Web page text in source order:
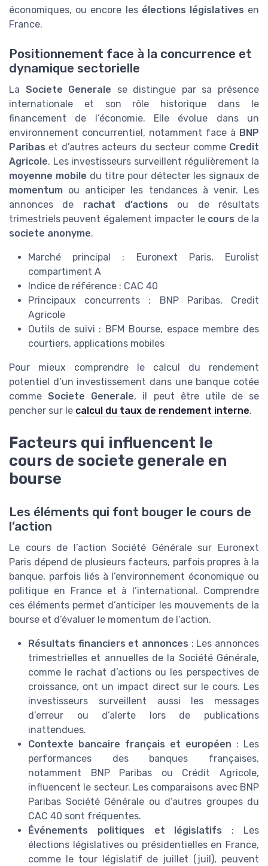
économiques, ou encore les élections législatives en
France.
Positionnement face à la concurrence et
dynamique sectorielle
La Societe Generale se distingue par sa présence
internationale et son rôle historique dans le
financement de l’économie. Elle évolue dans un
environnement concurrentiel, notamment face à BNP
Paribas et d’autres acteurs du secteur comme Credit
Agricole. Les investisseurs surveillent régulièrement la
moyenne mobile du titre pour détecter les signaux de
momentum ou anticiper les tendances à venir. Les
annonces de rachat d’actions ou de résultats
trimestriels peuvent également impacter le cours de la
societe anonyme.
Marché principal : Euronext Paris, Eurolist
compartiment A
Indice de référence : CAC 40
Principaux concurrents : BNP Paribas, Credit
Agricole
Outils de suivi : BFM Bourse, espace membre des
courtiers, applications mobiles
Pour mieux comprendre le calcul du rendement
potentiel d’un investissement dans une banque cotée
commeSociete Generale, il peut être utile de se
pencher sur le calcul du taux de rendement interne.
Facteurs qui influencent le
cours de societe generale en
bourse
Les éléments qui font bouger le cours de
l’action
Le cours de l’action Société Générale sur Euronext
Paris dépend de plusieurs facteurs, parfois propres à la
banque, parfois liés à l’environnement économique ou
politique en France et à l’international. Comprendre
ces éléments permet d’anticiper les mouvements de la
bourse et d’évaluer le momentum de l’action.
Résultats financiers et annonces : Les annonces
trimestrielles et annuelles de la Société Générale,
comme le rachat d’actions ou les perspectives de
croissance, ont un impact direct sur le cours. Les
investisseurs surveillent aussi les messages
d’erreur ou d’alerte lors de publications
inattendues.
Contexte bancaire français et européen : Les
performances des banques françaises,
notamment BNP Paribas ou Crédit Agricole,
influencent le secteur. Les comparaisons avec BNP
Paribas Société Générale ou d’autres groupes du
CAC 40 sont fréquentes.
Événements politiques et législatifs : Les
élections législatives ou présidentielles en France,
comme le tour législatif de juillet (juil), peuvent